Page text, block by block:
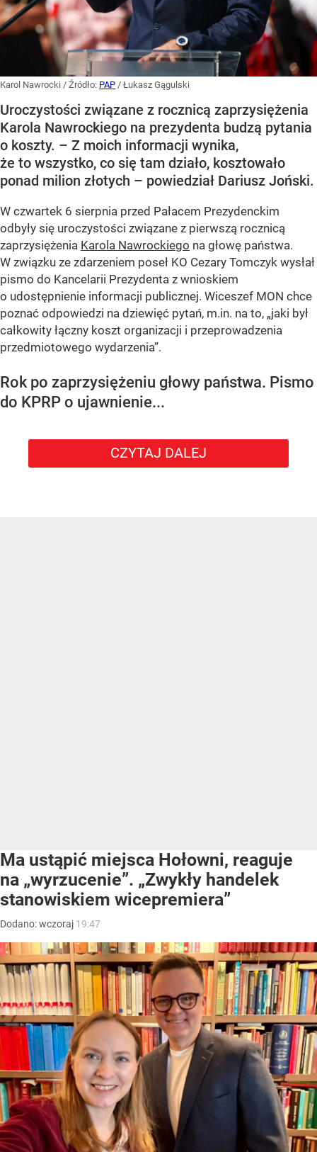
Karol Nawrocki / Źródło: PAP / Łukasz Gągulski
Uroczystości związane z rocznicą zaprzysiężenia
Karola Nawrockiego na prezydenta budzą pytania
o koszty. – Z moich informacji wynika,
że to wszystko, co się tam działo, kosztowało
ponad milion złotych – powiedział Dariusz Joński.
W czwartek 6 sierpnia przed Pałacem Prezydenckim
odbyły się uroczystości związane z pierwszą rocznicą
zaprzysiężenia Karola Nawrockiego na głowę państwa.
W związku ze zdarzeniem poseł KO Cezary Tomczyk wysłał
pismo do Kancelarii Prezydenta z wnioskiem
o udostępnienie informacji publicznej. Wiceszef MON chce
poznać odpowiedzi na dziewięć pytań, m.in. na to, „jaki był
całkowity łączny koszt organizacji i przeprowadzenia
przedmiotowego wydarzenia”.
Rok po zaprzysiężeniu głowy państwa. Pismo
do KPRP o ujawnienie...
CZYTAJ DALEJ
Ma ustąpić miejsca Hołowni, reaguje
na „wyrzucenie”. „Zwykły handelek
stanowiskiem wicepremiera”
Dodano:wczoraj 19:47